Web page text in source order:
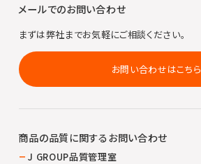
メールでのお問い合わせ
まずは弊社までお気軽にご相談ください。
お問い合わせはこちら
商品の品質に関するお問い合わせ
J GROUP品質管理室